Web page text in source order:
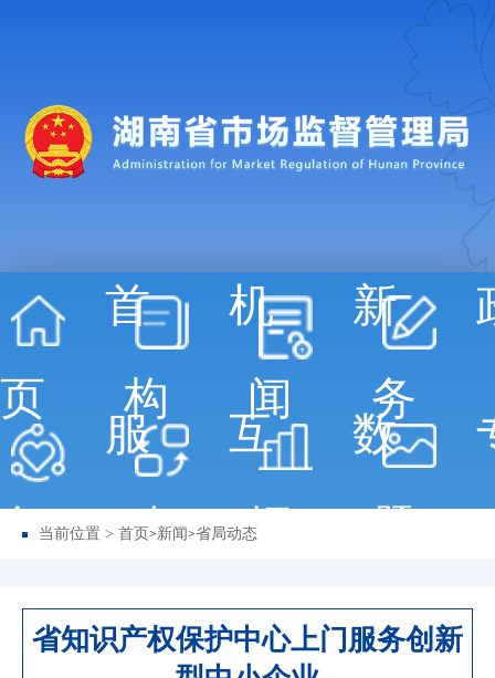
首
页
机
构
新
闻 务
服
务
互
动
数
据 题
当前位置 > 首页 >新闻>省局动态
省知识产权保护中心上门服务创新